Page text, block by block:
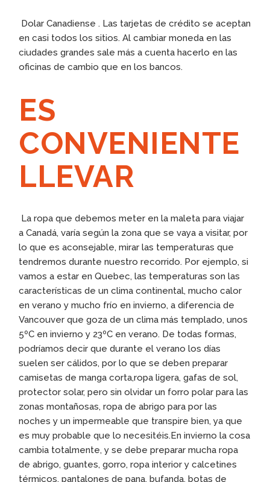
Dolar Canadiense . Las tarjetas de crédito se aceptan
en casi todos los sitios. Al cambiar moneda en las
ciudades grandes sale más a cuenta hacerlo en las
oficinas de cambio que en los bancos.
ES
CONVENIENTE
LLEVAR
La ropa que debemos meter en la maleta para viajar
a Canadá, varía según la zona que se vaya a visitar, por
lo que es aconsejable, mirar las temperaturas que
tendremos durante nuestro recorrido. Por ejemplo, si
vamos a estar en Quebec, las temperaturas son las
características de un clima continental, mucho calor
en verano y mucho frío en invierno, a diferencia de
Vancouver que goza de un clima más templado, unos
5ºC en invierno y 23ºC en verano. De todas formas,
podríamos decir que durante el verano los días
suelen ser cálidos, por lo que se deben preparar
camisetas de manga corta,ropa ligera, gafas de sol,
protector solar, pero sin olvidar un forro polar para las
zonas montañosas, ropa de abrigo para por las
noches y un impermeable que transpire bien, ya que
es muy probable que lo necesitéis.En invierno la cosa
cambia totalmente, y se debe preparar mucha ropa
de abrigo, guantes, gorro, ropa interior y calcetines
térmicos, pantalones de pana, bufanda, botas de